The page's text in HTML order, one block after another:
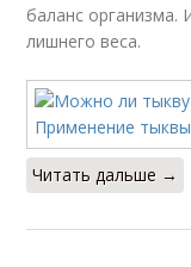
баланс организма.
лишнего веса.
Читать дальше →